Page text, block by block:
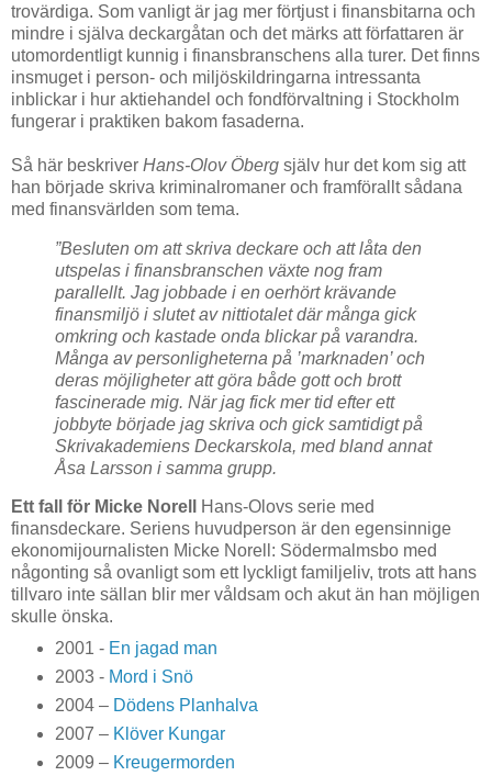
trovärdiga. Som vanligt är jag mer förtjust i finansbitarna och
mindre i själva deckargåtan och det märks att författaren är
utomordentligt kunnig i finansbranschens alla turer. Det finns
insmuget i person- och miljöskildringarna intressanta
inblickar i hur aktiehandel och fondförvaltning i Stockholm
fungerar i praktiken bakom fasaderna.
Så här beskriver Hans-Olov Öberg själv hur det kom sig att
han började skriva kriminalromaner och framförallt sådana
med finansvärlden som tema.
”Besluten om att skriva deckare och att låta den
utspelas i finansbranschen växte nog fram
parallellt. Jag jobbade i en oerhört krävande
finansmiljö i slutet av nittiotalet där många gick
omkring och kastade onda blickar på varandra.
Många av personligheterna på ’marknaden’ och
deras möjligheter att göra både gott och brott
fascinerade mig. När jag fick mer tid efter ett
jobbyte började jag skriva och gick samtidigt på
Skrivakademiens Deckarskola, med bland annat
Åsa Larsson i samma grupp.
Ett fall för Micke Norell
Hans-Olovs serie med
finansdeckare. Seriens huvudperson är den egensinnige
ekonomijournalisten Micke Norell: Södermalmsbo med
någonting så ovanligt som ett lyckligt familjeliv, trots att hans
tillvaro inte sällan blir mer våldsam och akut än han möjligen
skulle önska.
2001 - En jagad man
2003 - Mord i Snö
2004 – Dödens Planhalva
2007 – Klöver Kungar
2009 – Kreugermorden